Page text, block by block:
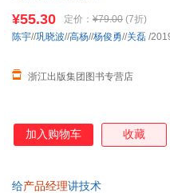
¥55.30 定价： ¥79.00 (7折)
浙江出版集团图书专营店
陈宇//巩晓波//高杨//杨俊勇//关磊 /
加入购物车 收藏
给产品经理讲技术